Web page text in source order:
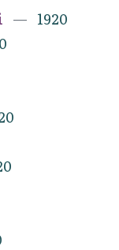
1920